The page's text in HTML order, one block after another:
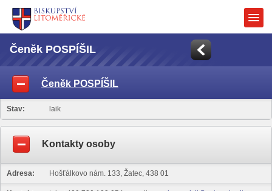
Čeněk POSPÍŠIL
Čeněk POSPÍŠIL
Stav: laik
Kontakty osoby
Adresa: Hošťálkovo nám. 133, Žatec, 438 01